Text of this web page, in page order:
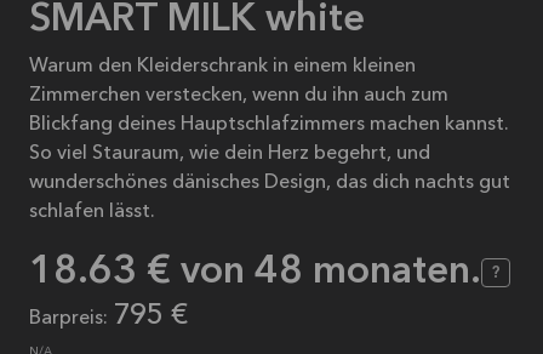
SMART MILK white
Warum den Kleiderschrank in einem kleinen
Zimmerchen verstecken, wenn du ihn auch zum
Blickfang deines Hauptschlafzimmers machen kannst.
So viel Stauraum, wie dein Herz begehrt, und
wunderschönes dänisches Design, das dich nachts gut
schlafen lässt.
18.63 € von 48 monaten. ?
Barpreis: 795 €
N/A